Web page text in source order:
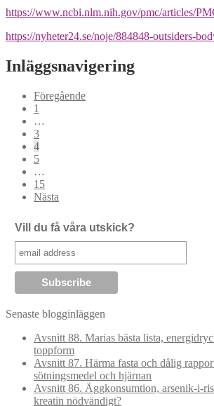
https://www.ncbi.nlm.nih.gov/pmc/articles/
https://nyheter24.se/noje/884848-outsiders-
Inläggsnavigering
Föregående
1
…
3
4
5
…
15
Nästa
Vill du få våra utskick?
Senaste blogginläggen
Avsnitt 88. Marias bästa lista,
toppform
Avsnitt 87. Härma fasta och dålig
sötningsmedel och hjärnan
Avsnitt 86. Äggkonsumtion, arsenik-i-
kreatin nödvändigt?